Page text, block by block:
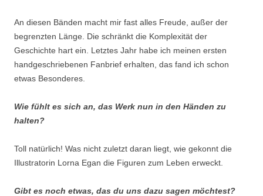
An diesen Bänden macht mir fast alles Freude, außer der
begrenzten Länge. Die schränkt die Komplexität der
Geschichte hart ein. Letztes Jahr habe ich meinen ersten
handgeschriebenen Fanbrief erhalten, das fand ich schon
etwas Besonderes.
Wie fühlt es sich an, das Werk nun in den Händen zu
halten?
Toll natürlich! Was nicht zuletzt daran liegt, wie gekonnt die
Illustratorin Lorna Egan die Figuren zum Leben erweckt.
Gibt es noch etwas, das du uns dazu sagen möchtest?